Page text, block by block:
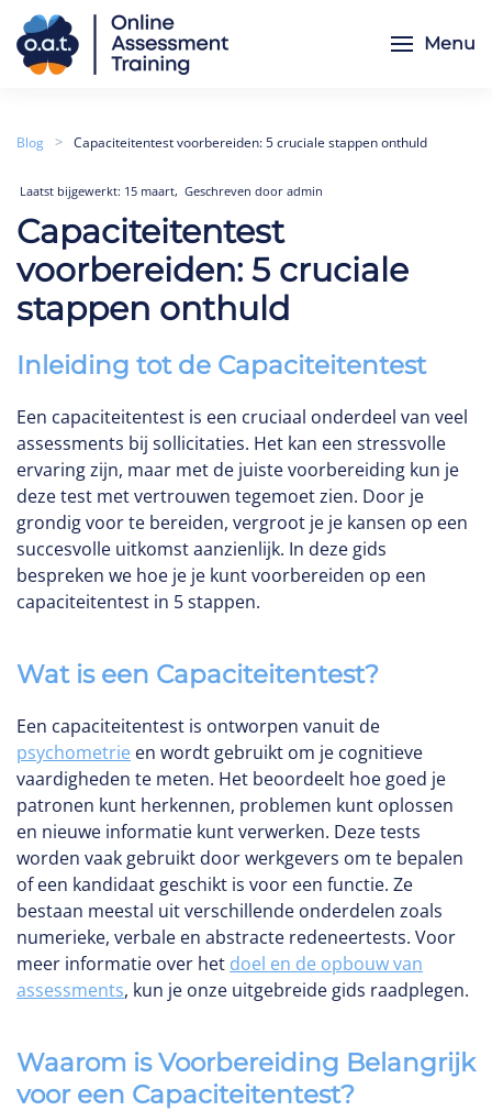
Skip to main content
Menu
Blog Capaciteitentest voorbereiden: 5 cruciale stappen onthuld
Laatst bijgewerkt: 15 maart, Geschreven door admin
Capaciteitentest
voorbereiden: 5 cruciale
stappen onthuld
Inleiding tot de Capaciteitentest
Een capaciteitentest is een cruciaal onderdeel van veel
assessments bij sollicitaties. Het kan een stressvolle
ervaring zijn, maar met de juiste voorbereiding kun je
deze test met vertrouwen tegemoet zien. Door je
grondig voor te bereiden, vergroot je je kansen op een
succesvolle uitkomst aanzienlijk. In deze gids
bespreken we hoe je je kunt voorbereiden op een
capaciteitentest in 5 stappen.
Wat is een Capaciteitentest?
Een capaciteitentest is ontworpen vanuit de
psychometrie en wordt gebruikt om je cognitieve
vaardigheden te meten. Het beoordeelt hoe goed je
patronen kunt herkennen, problemen kunt oplossen
en nieuwe informatie kunt verwerken. Deze tests
worden vaak gebruikt door werkgevers om te bepalen
of een kandidaat geschikt is voor een functie. Ze
bestaan meestal uit verschillende onderdelen zoals
numerieke, verbale en abstracte redeneertests. Voor
meer informatie over het doel en de opbouw van
assessments, kun je onze uitgebreide gids raadplegen.
Waarom is Voorbereiding Belangrijk
voor een Capaciteitentest?